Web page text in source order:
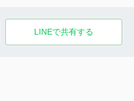
LINEで共有する